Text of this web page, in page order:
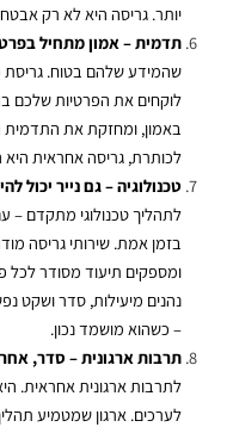
יותר. גריסה היא לא רק
תדמית – אמון מתחיל
שהמידע שלהם בטוח.
לוקחים את הפרטיות שלכם
באמון, ומחזקת את התדמית
לכותרת, גריסה אחראית
טכנולוגיה – גם נייר יכול
לתהליך טכנולוגי מתקדם –
בזמן אמת.שירותי גריסה
ומספקים תיעוד מסודר לכל
נהנים מיעילות, סדר ושקט
– כשהוא מושמד נכון.
תרבות ארגונית – סדר,
לתרבות ארגונית אחראית.
לערכים. ארגון שמטמיע